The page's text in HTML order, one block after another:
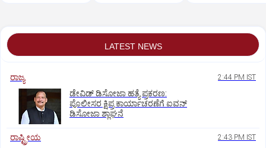
LATEST NEWS
ರಾಜ್ಯ 2:44 PM IST
ಡೇವಿಡ್ ಡಿಸೋಜಾ ಹತ್ಯೆ ಪ್ರಕರಣ:
ಪೊಲೀಸರ ಕ್ಷಿಪ್ರ ಕಾರ್ಯಾಚರಣೆಗೆ ಐವನ್
ಡಿಸೋಜಾ ಶ್ಲಾಘನೆ
ರಾಷ್ಟ್ರೀಯ 2:43 PM IST